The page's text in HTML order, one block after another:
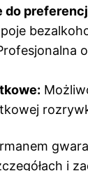
do
i